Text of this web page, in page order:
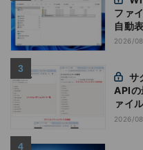
ファ
自動
2026/
API
ァイ
2026/